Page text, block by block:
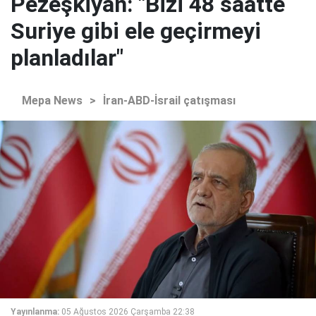
Suriye gibi ele geçirmeyi
planladılar"
Mepa News > İran-ABD-İsrail çatışması
Yayınlanma: 05 Ağustos 2026 Çarşamba 22:38